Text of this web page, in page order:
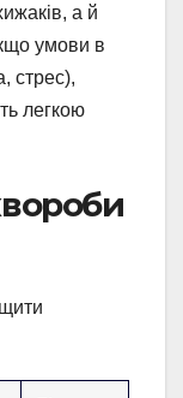
а й
умови в
стрес),
легкою